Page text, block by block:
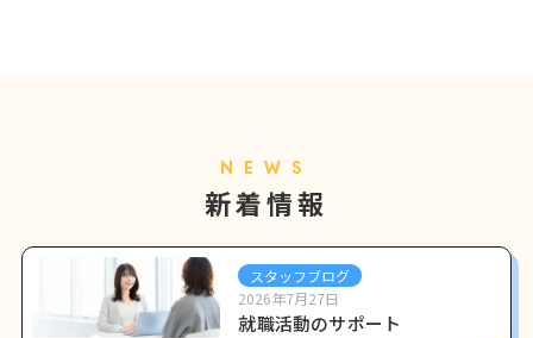
NEWS
新着情報
スタッフブログ
2026年7月27日
就職活動のサポート